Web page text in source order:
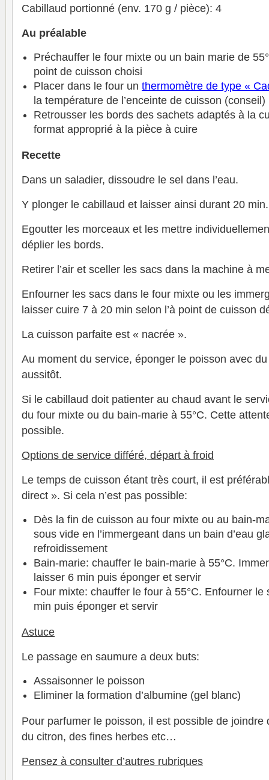
Cabillaud portionné (env. 170 g / pièce): 4
Au préalable
Préchauffer le four mixte ou un bain marie de
point de cuisson choisi
Placer dans le four un thermomètre de type «
la température de l’enceinte de cuisson (conseil)
Retrousser les bords des sachets adaptés à la
format approprié à la pièce à cuire
Recette
Dans un saladier, dissoudre le sel dans l’eau.
Y plonger le cabillaud et laisser ainsi durant 20 min.
Egoutter les morceaux et les mettre
déplier les bords.
Retirer l’air et sceller les sacs dans la machine à
Enfourner les sacs dans le four mixte ou les
laisser cuire 7 à 20 min selon l’à point de cuisson
La cuisson parfaite est « nacrée ».
Au moment du service, éponger le poisson avec
aussitôt.
Si le cabillaud doit patienter au chaud avant le
du four mixte ou du bain-marie à 55°C. Cette
possible.
Options de service différé, départ à froid
Le temps de cuisson étant très court, il est
direct ». Si cela n’est pas possible:
Dès la fin de cuisson au four mixte ou au bain-
sous vide en l’immergeant dans un bain d’eau
refroidissement
Bain-marie: chauffer le bain-marie à 55°C.
laisser 6 min puis éponger et servir
Four mixte: chauffer le four à 55°C. Enfourner
min puis éponger et servir
Astuce
Le passage en saumure a deux buts:
Assaisonner le poisson
Eliminer la formation d’albumine (gel blanc)
Pour parfumer le poisson, il est possible de joindre
du citron, des fines herbes etc…
Pensez à consulter d’autres rubriques